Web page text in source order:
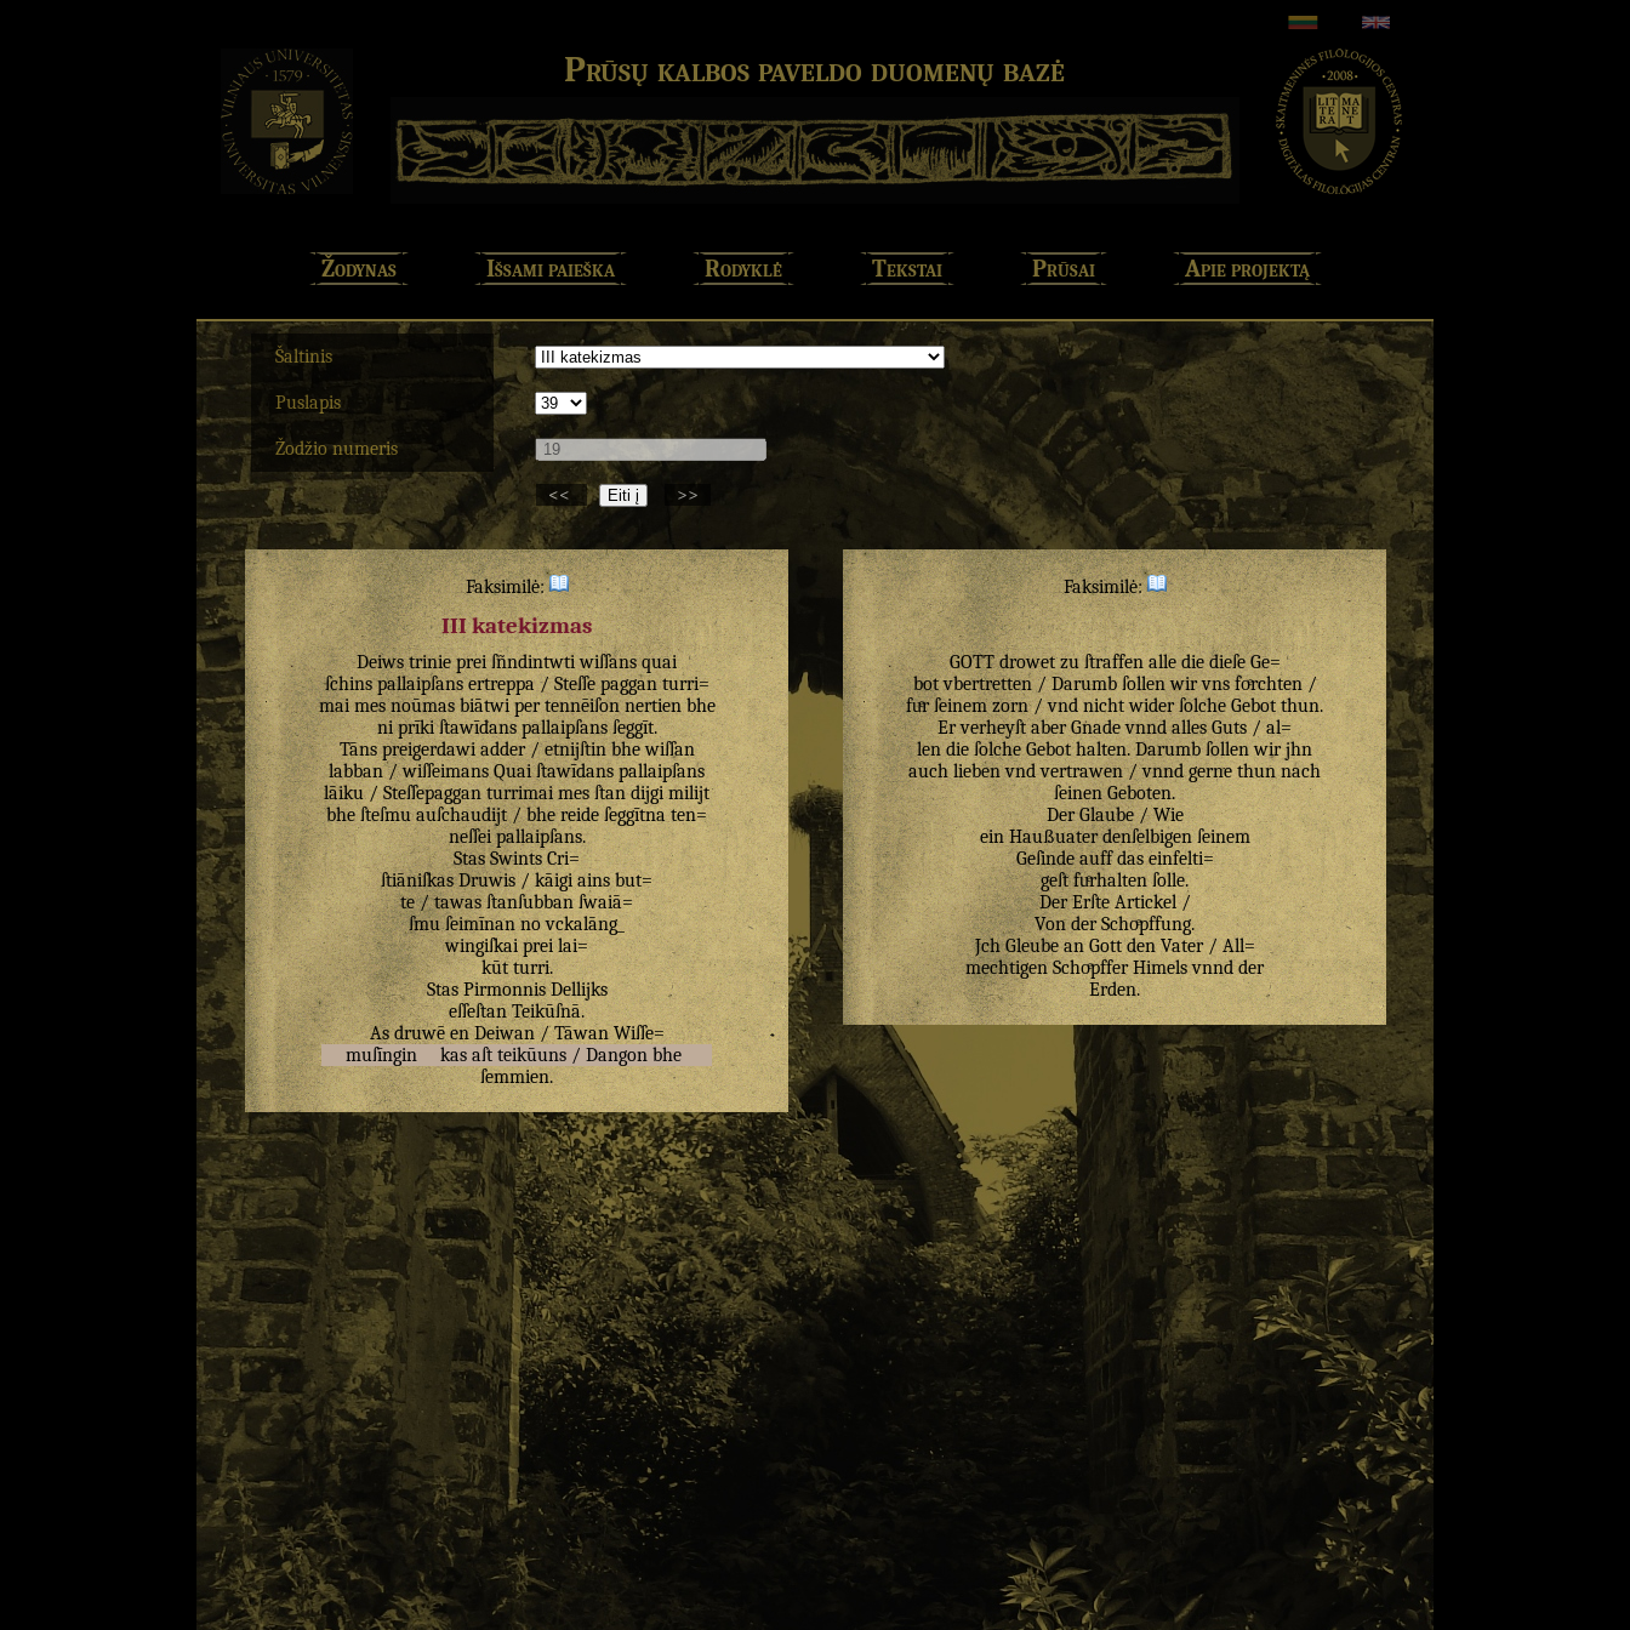
Prūsų kalbos paveldo duomenų bazė
Žodynas Išsami paieška Rodyklė Tekstai Prūsai Apie projektą
Šaltinis
Puslapis
Žodžio numeris
<< >>
Faksimilė:
III katekizmas
Deiws trinie prei ſñndintwti wiſſans quai
ſchins pallaipſans ertreppa/Steſſe paggan turri=
mai mes noūmas biātwi per tennēiſon nertien bhe
ni prīki ſtawīdans pallaipſans ſeggīt.
Tāns preigerdawi adder/etnijſtin bhe wiſſan
labban/wiſſeimans Quai ſtawīdans pallaipſans
lāiku/Steſſepaggan turrimai mes ſtan dijgi milijt
bhe ſteſmu auſchaudijt/bhe reide ſeggītna ten=
neſſei pallaipſans.
Stas Swints Cri=
ſtiāniſkas Druwis/kāigi ains but=
te/tawas ſtanſubban ſwaiā=
ſmu ſeimīnan no vckalāng_
wingiſkai prei lai=
kūt turri.
Stas Pirmonnis Dellijks
eſſeſtan Teikūſnā.
As druwē en Deiwan/Tāwan Wiſſe=
muſīngin
kas aſt teikūuns / Dangon bhe
ſemmien.
Faksimilė:
GOTT drowet zu ſtraffen alle die dieſe Ge=
bot vbertretten / Darumb ſollen wir vns foͤrchten /
fuͤr ſeinem zorn / vnd nicht wider ſolche Gebot thun.
Er verheyſt aber Gnade vnnd alles Guts / al=
len die ſolche Gebot halten. Darumb ſollen wir jhn
auch lieben vnd vertrawen / vnnd gerne thun nach
ſeinen Geboten.
Der Glaube / Wie
ein Haußuater denſelbigen ſeinem
Geſinde auff das einfelti=
geſt fuͤrhalten ſolle.
Der Erſte Artickel /
Von der Schoͤpffung.
Jch Gleube an Gott den Vater / All=
mechtigen Schoͤpffer Himels vnnd der
Erden.